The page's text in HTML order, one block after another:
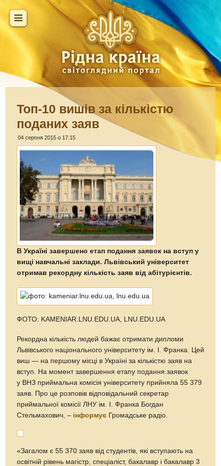
Топ-10 вишів за кількістю
поданих заяв
04 серпня 2015 о 17:15
В Україні завершено етап подання заявок на вступ у
вищі навчальні заклади. Львівський університет
отримав рекордну кількість заяв від абітурієнтів.
ФОТО: KAMENIAR.LNU.EDU.UA, LNU.EDU.UA
Рекордна кількість людей бажає отримати дипломи
Львівського національного університету ім. І. Франка. Цей
виш — на першому місці в Україні за кількістю заяв на
вступ. На момент завершення етапу подання заявок
у ВНЗ приймальна комісія університету прийняла 55 379
заяв. Про це розповів відповідальний секретар
приймальної комісії ЛНУ ім. І. Франка Богдан
Стельмахович, – інформує Громадське радіо.
«Загалом є 55 370 заяв від студентів, які вступають на
освітній рівень магістр, спеціаліст, бакалавр і бакалавр 3